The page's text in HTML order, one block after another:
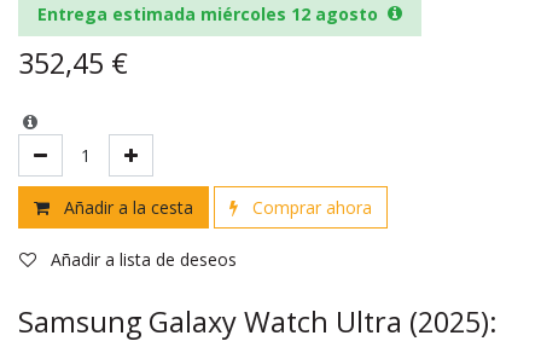
Entrega estimada miércoles 12 agosto
352,45 €
Añadir a la cesta Comprar ahora
Añadir a lista de deseos
Samsung Galaxy Watch Ultra (2025):